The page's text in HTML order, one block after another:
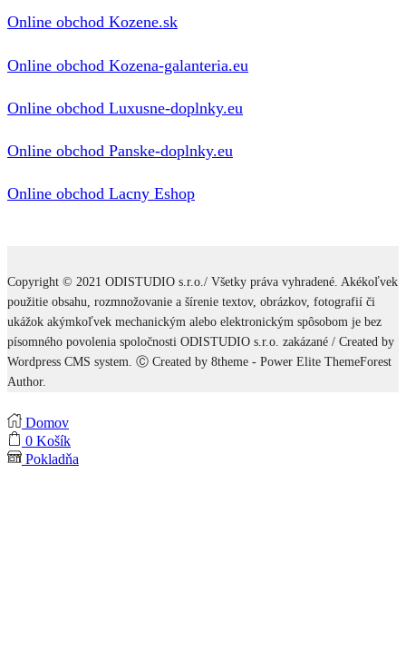
Online obchod Kozene.sk
Online obchod Kozena-galanteria.eu
Online obchod Luxusne-doplnky.eu
Online obchod Panske-doplnky.eu
Online obchod Lacny Eshop
Copyright © 2021 ODISTUDIO s.r.o./ Všetky práva vyhradené. Akékoľvek
použitie obsahu, rozmnožovanie a šírenie textov, obrázkov, fotografií či
ukážok akýmkoľvek mechanickým alebo elektronickým spôsobom je bez
písomného povolenia spoločnosti ODISTUDIO s.r.o. zakázané / Created by
Wordpress CMS system. Ⓒ Created by 8theme - Power Elite ThemeForest
Author.
Domov
0 Košík
Pokladňa